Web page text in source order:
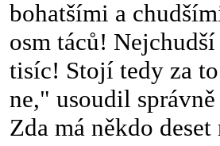
bohatšími a
osm táců!
tisíc! Stojí tedy za
ne," usoudil
Zda má někdo